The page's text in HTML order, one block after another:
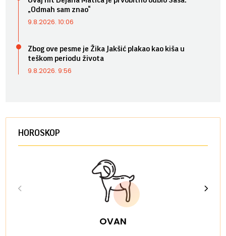
„Odmah sam znao“
9.8.2026. 10:06
Zbog ove pesme je Žika Jakšić plakao kao kiša u
teškom periodu života
9.8.2026. 9:56
HOROSKOP
OVAN